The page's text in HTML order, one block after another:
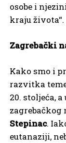
osobe i
kraju života“.
Zagrebački
Kako smo i
razvitka
20. stoljeća,
zagrebačkog
Stepinac.
eutanaziji,